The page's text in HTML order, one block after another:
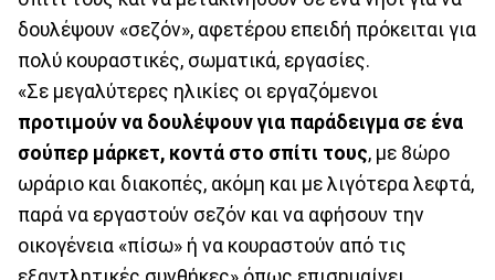
δουλέψουν «σεζόν», αφετέρου επειδή πρόκειται για
πολύ κουραστικές, σωματικά, εργασίες.
«Σε μεγαλύτερες ηλικίες οι εργαζόμενοι
προτιμούν να δουλέψουν για παράδειγμα σε ένα
σούπερ μάρκετ, κοντά στο σπίτι τους, με 8ώρο
ωράριο και διακοπές, ακόμη και με λιγότερα λεφτά,
παρά να εργαστούν σεζόν και να αφήσουν την
οικογένεια «πίσω» ή να κουραστούν από τις